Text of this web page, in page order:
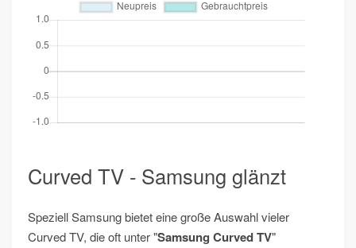
Curved TV - Samsung glänzt
Speziell Samsung bietet eine große Auswahl vieler
Curved TV, die oft unter "Samsung Curved TV"